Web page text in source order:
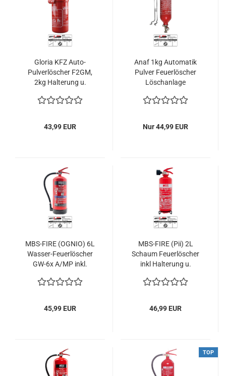
Gloria KFZ Auto-
Pulverlöscher F2GM,
2kg Halterung u.
43,99 EUR
Anaf 1kg Automatik
Pulver Feuerlöscher
Löschanlage
Nur 44,99 EUR
MBS-FIRE (OGNIO) 6L
Wasser-Feuerlöscher
GW-6x A/MP inkl.
45,99 EUR
MBS-FIRE (Pii) 2L
Schaum Feuerlöscher
inkl Halterung u.
46,99 EUR
TOP